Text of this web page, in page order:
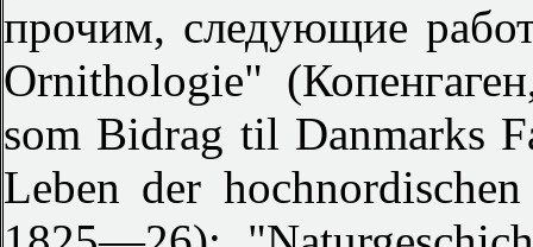
прочим, следующие
Ornithologie"
som Bidrag til Danmarks
Leben der